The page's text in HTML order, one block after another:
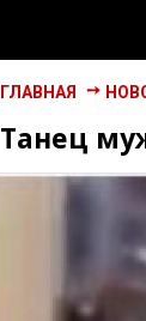
ГЛАВНАЯ
Танец